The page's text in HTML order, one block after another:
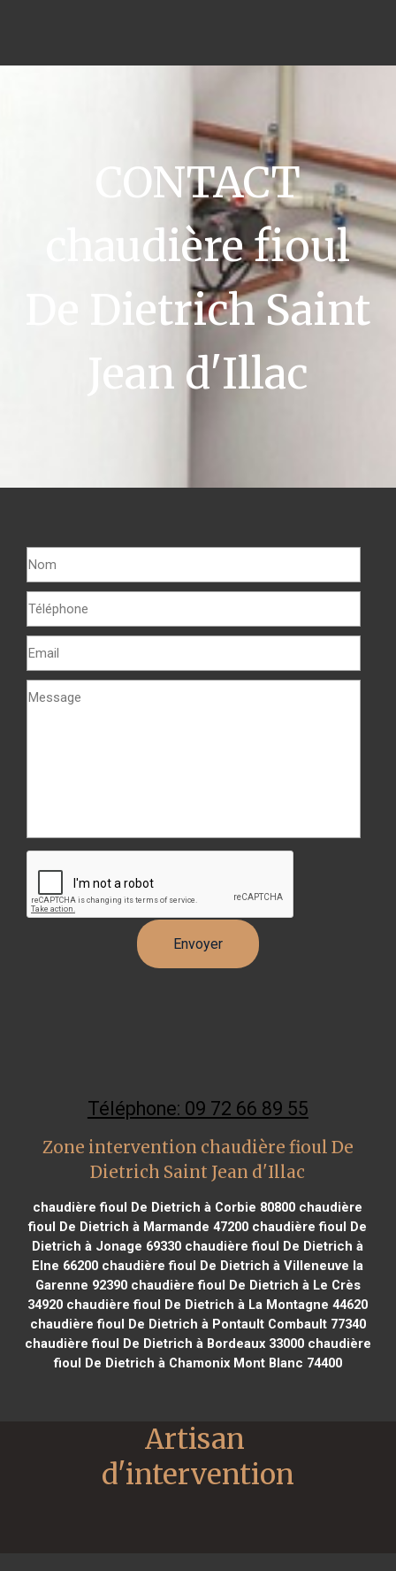
CONTACT
chaudière fioul
De Dietrich Saint
Jean d'Illac
Téléphone: 09 72 66 89 55
Zone intervention chaudière fioul De
Dietrich Saint Jean d'Illac
chaudière fioul De Dietrich à Corbie 80800 chaudière
fioul De Dietrich à Marmande 47200 chaudière fioul De
Dietrich à Jonage 69330 chaudière fioul De Dietrich à
Elne 66200 chaudière fioul De Dietrich à Villeneuve la
Garenne 92390chaudière fioul De Dietrich à Le Crès
34920 chaudière fioul De Dietrich à La Montagne 44620
chaudière fioul De Dietrich à Pontault Combault 77340
chaudière fioul De Dietrich à Bordeaux 33000chaudière
fioul De Dietrich à Chamonix Mont Blanc 74400
Artisan
d'intervention